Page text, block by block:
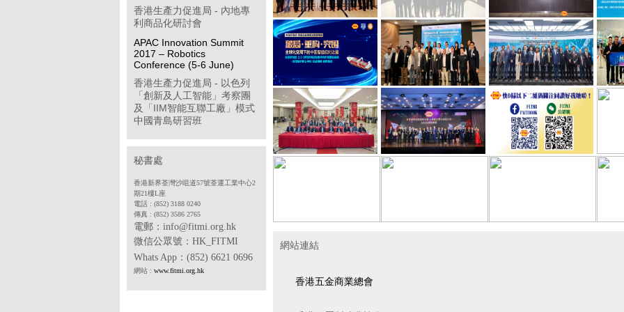
香港生產力促進局 - 內地專
利商品化研討會
APAC Innovation Summit
2017 – Robotics
Conference (5-6 June)
香港生產力促進局 - 以色列
「創新及人工智能」考察團
及「IIM智能互聯工廠」模式
中國青島研習班
「學習型企業獎」簡介會
第八屆「香港企業公民計
香港物聯網商會 - 透過多方
位推廣計劃開拓中國內地工
業物聯網市場(政府資助項目)
香港中華廠商聯合會 - 2017
年度「中小企貨運保險普及
計劃」
合作機構
秘書處
香港新界荃灣沙咀道57號荃運工業中心2
期21樓L座
電話 : (852) 3188 0240
傳真 : (852) 3586 2765
電郵：info@fitmi.org.hk
微信公眾號： HK_FITMI
Whats App ：(852) 6621 0696
網站 : www.fitmi.org.hk
網站連結
香港五金商業總會